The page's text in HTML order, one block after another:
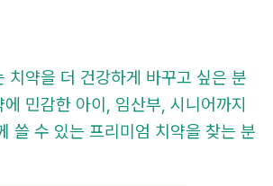
치약을 더 건강하게 바꾸고 싶은 분
민감한 아이, 임산부, 시니어까지
쓸 수 있는 프리미엄 치약을 찾는 분